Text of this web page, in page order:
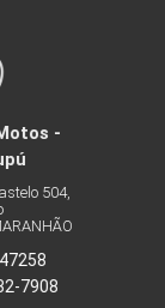
-
504,
7908